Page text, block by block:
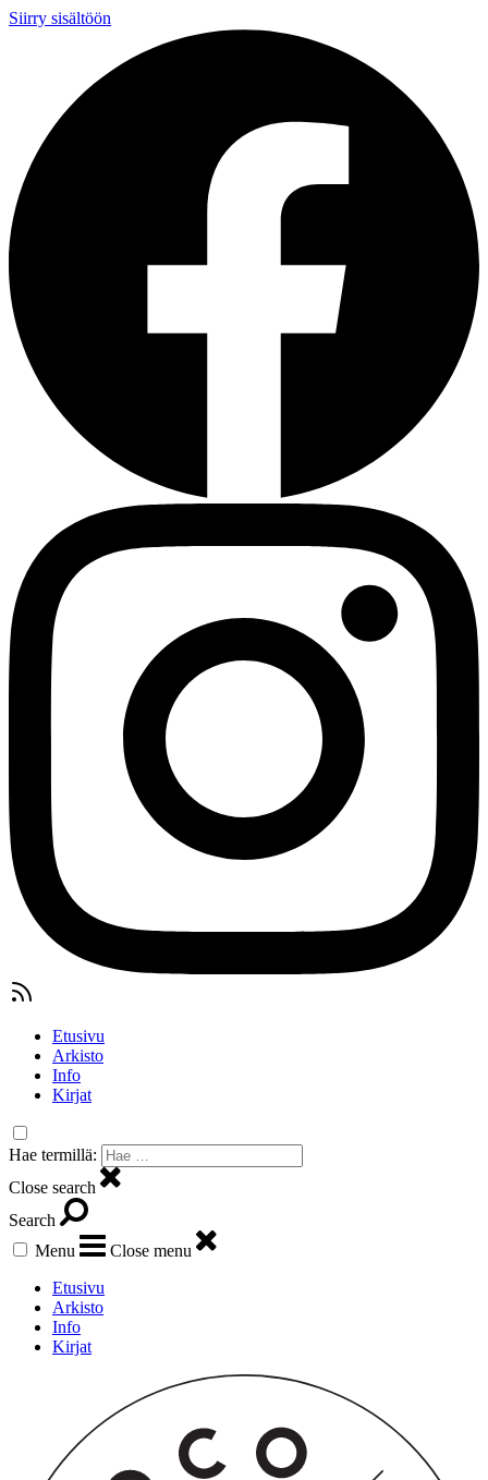
Siirry sisältöön
Etusivu
Arkisto
Info
Kirjat
Hae termillä:
Close search
Search
Menu
Close menu
Etusivu
Arkisto
Info
Kirjat